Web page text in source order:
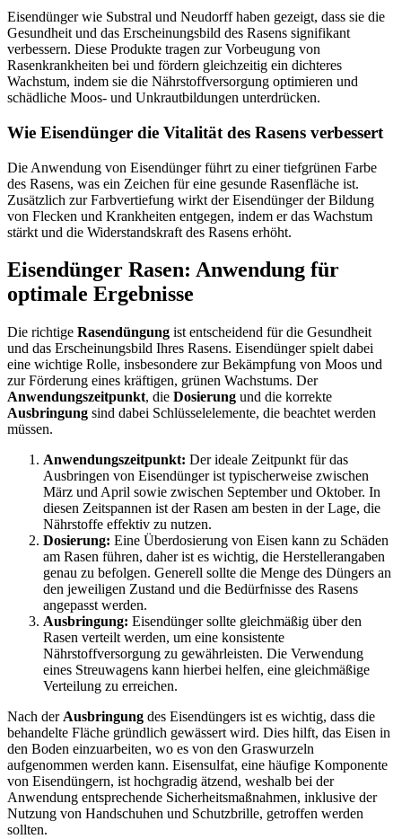
Eisendünger wie Substral und Neudorff haben gezeigt, dass sie die
Gesundheit und das Erscheinungsbild des Rasens signifikant
verbessern. Diese Produkte tragen zur Vorbeugung von
Rasenkrankheiten bei und fördern gleichzeitig ein dichteres
Wachstum, indem sie die Nährstoffversorgung optimieren und
schädliche Moos- und Unkrautbildungen unterdrücken.
Wie Eisendünger die Vitalität des Rasens verbessert
Die Anwendung von Eisendünger führt zu einer tiefgrünen Farbe
des Rasens, was ein Zeichen für eine gesunde Rasenfläche ist.
Zusätzlich zur Farbvertiefung wirkt der Eisendünger der Bildung
von Flecken und Krankheiten entgegen, indem er das Wachstum
stärkt und die Widerstandskraft des Rasens erhöht.
Eisendünger Rasen: Anwendung für
optimale Ergebnisse
Die richtige Rasendüngung ist entscheidend für die Gesundheit
und das Erscheinungsbild Ihres Rasens. Eisendünger spielt dabei
eine wichtige Rolle, insbesondere zur Bekämpfung von Moos und
zur Förderung eines kräftigen, grünen Wachstums. Der
Anwendungszeitpunkt, die Dosierung und die korrekte
Ausbringung sind dabei Schlüsselelemente, die beachtet werden
müssen.
Anwendungszeitpunkt: Der ideale Zeitpunkt für das
Ausbringen von Eisendünger ist typischerweise zwischen
März und April sowie zwischen September und Oktober. In
diesen Zeitspannen ist der Rasen am besten in der Lage, die
Nährstoffe effektiv zu nutzen.
Dosierung: Eine Überdosierung von Eisen kann zu Schäden
am Rasen führen, daher ist es wichtig, die Herstellerangaben
genau zu befolgen. Generell sollte die Menge des Düngers an
den jeweiligen Zustand und die Bedürfnisse des Rasens
angepasst werden.
Ausbringung: Eisendünger sollte gleichmäßig über den
Rasen verteilt werden, um eine konsistente
Nährstoffversorgung zu gewährleisten. Die Verwendung
eines Streuwagens kann hierbei helfen, eine gleichmäßige
Verteilung zu erreichen.
Nach der Ausbringung des Eisendüngers ist es wichtig, dass die
behandelte Fläche gründlich gewässert wird. Dies hilft, das Eisen in
den Boden einzuarbeiten, wo es von den Graswurzeln
aufgenommen werden kann. Eisensulfat, eine häufige Komponente
von Eisendüngern, ist hochgradig ätzend, weshalb bei der
Anwendung entsprechende Sicherheitsmaßnahmen, inklusive der
Nutzung von Handschuhen und Schutzbrille, getroffen werden
sollten.